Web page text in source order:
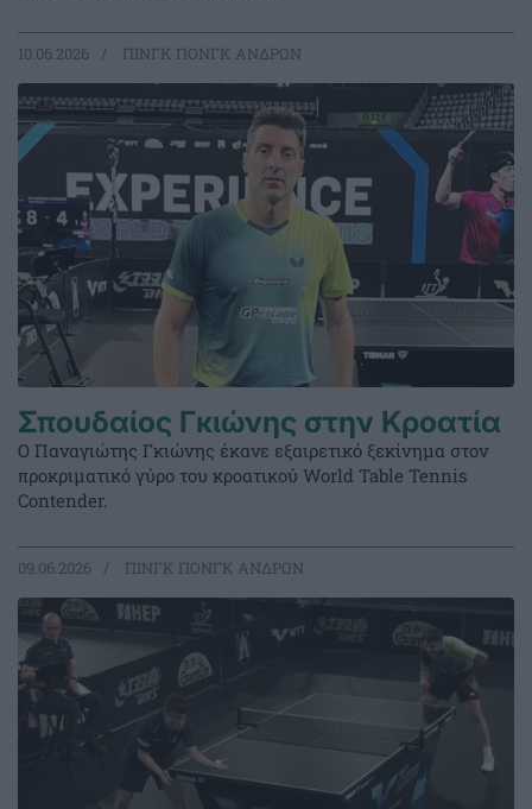
10.06.2026 ΠΙΝΓΚ ΠΟΝΓΚ ΑΝΔΡΩΝ
Σπουδαίος Γκιώνης στην Κροατία
Ο Παναγιώτης Γκιώνης έκανε εξαιρετικό ξεκίνημα στον
προκριματικό γύρο του κροατικού World Table Tennis
Contender.
09.06.2026 ΠΙΝΓΚ ΠΟΝΓΚ ΑΝΔΡΩΝ